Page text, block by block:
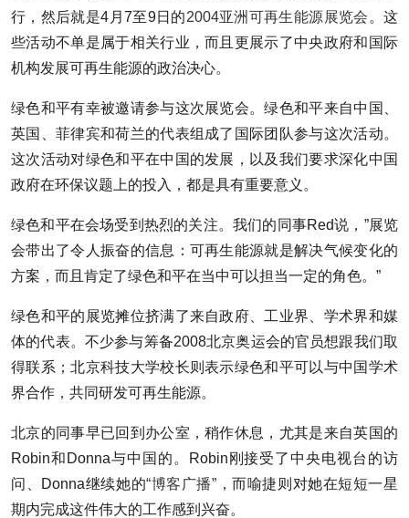
行，然后就是4月7至9日的2004亚洲可再生能源展览会 。这
些活动不单是属于相关行业，而且更展示了中央政府和国际
机构发展可再生能源的政治决心。
绿色和平有幸被邀请参与这次展览会。绿色和平来自中国、
英国、菲律宾和荷兰的代表组成了国际团队参与这次活动。
这次活动对绿色和平在中国的发展，以及我们要求深化中国
政府在环保议题上的投入，都是具有重要意义。
绿色和平在会场受到热烈的关注。我们的同事Red说，”展览
会带出了令人振奋的信息：可再生能源就是解决气候变化的
方案，而且肯定了绿色和平在当中可以担当一定的角色。”
绿色和平的展览摊位挤满了来自政府、工业界、学术界和媒
体的代表。不少参与筹备2008北京奥运会的官员想跟我们取
得联系；北京科技大学校长则表示绿色和平可以与中国学术
界合作，共同研发可再生能源。
北京的同事早已回到办公室，稍作休息，尤其是来自英国的
Robin和Donna与中国的。Robin刚接受了中央电视台的访
问、Donna继续她的“博客广播” ，而喻捷则对她在短短一星
期内完成这件伟大的工作感到兴奋。